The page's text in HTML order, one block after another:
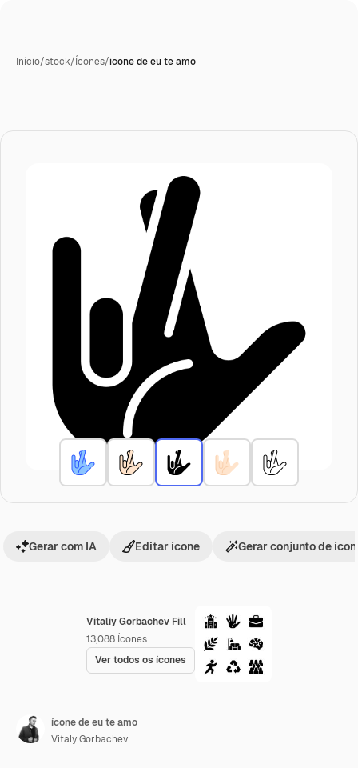
Início/stock/Ícones/ícone de eu te amo
Vitaliy Gorbachev Fill
13,088 Ícones
Ver todos os ícones
Gerar com IA Editar ícone Gerar conjunto de
ícone de eu te amo
Vitaly Gorbachev